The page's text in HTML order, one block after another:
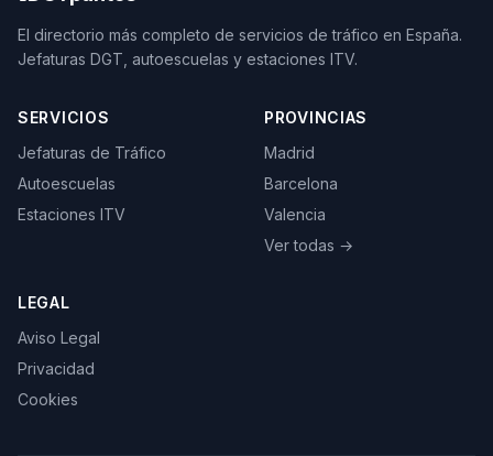
El directorio más completo de servicios de tráfico en España.
Jefaturas DGT, autoescuelas y estaciones ITV.
SERVICIOS
Jefaturas de Tráfico
Autoescuelas
Estaciones ITV
PROVINCIAS
Madrid
Barcelona
Valencia
Ver todas →
LEGAL
Aviso Legal
Privacidad
Cookies